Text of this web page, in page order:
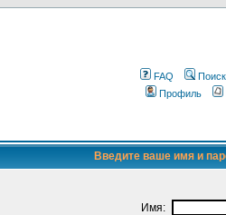
FAQ Поиск
Профиль
Введите ваше имя и
Имя: